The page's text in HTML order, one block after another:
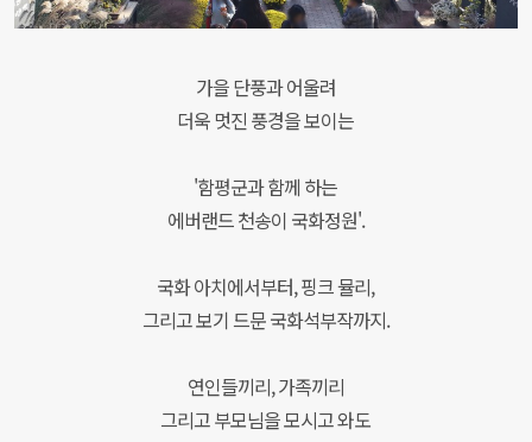
가을 단풍과 어울려
더욱 멋진 풍경을 보이는
'함평군과 함께 하는
에버랜드 천송이 국화정원'.
국화 아치에서부터, 핑크 뮬리,
그리고 보기 드문 국화석부작까지.
연인들끼리, 가족끼리
그리고 부모님을 모시고 와도